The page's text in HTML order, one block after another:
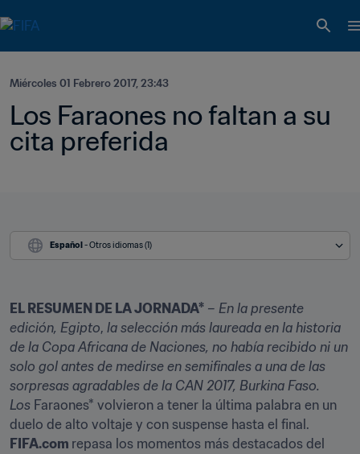
Miércoles 01 Febrero 2017, 23:43
Los Faraones no faltan a su
cita preferida
Español - Otros idiomas (1)
EL RESUMEN DE LA JORNADA* – En la presente
edición, Egipto, la selección más laureada en la historia
de la Copa Africana de Naciones, no había recibido ni un
solo gol antes de medirse en semifinales a una de las
sorpresas agradables de la CAN 2017, Burkina Faso.
Los Faraones* volvieron a tener la última palabra en un
FIFA.com repasa los momentos más destacados del